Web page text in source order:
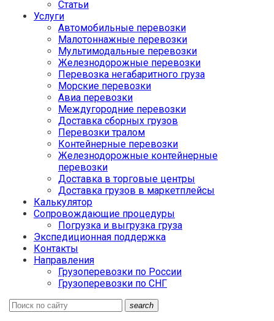
Статьи
Услуги
Автомобильные перевозки
Малотоннажные перевозки
Мультимодальные перевозки
Железнодорожные перевозки
Перевозка негабаритного груза
Морские перевозки
Авиа перевозки
Междугородние перевозки
Доставка сборных грузов
Перевозки тралом
Контейнерные перевозки
Железнодорожные контейнерные
перевозки
Доставка в торговые центры
Доставка грузов в маркетплейсы
Калькулятор
Сопровождающие процедуры
Погрузка и выгрузка груза
Экспедиционная поддержка
Контакты
Направления
Грузоперевозки по России
Грузоперевозки по СНГ
search